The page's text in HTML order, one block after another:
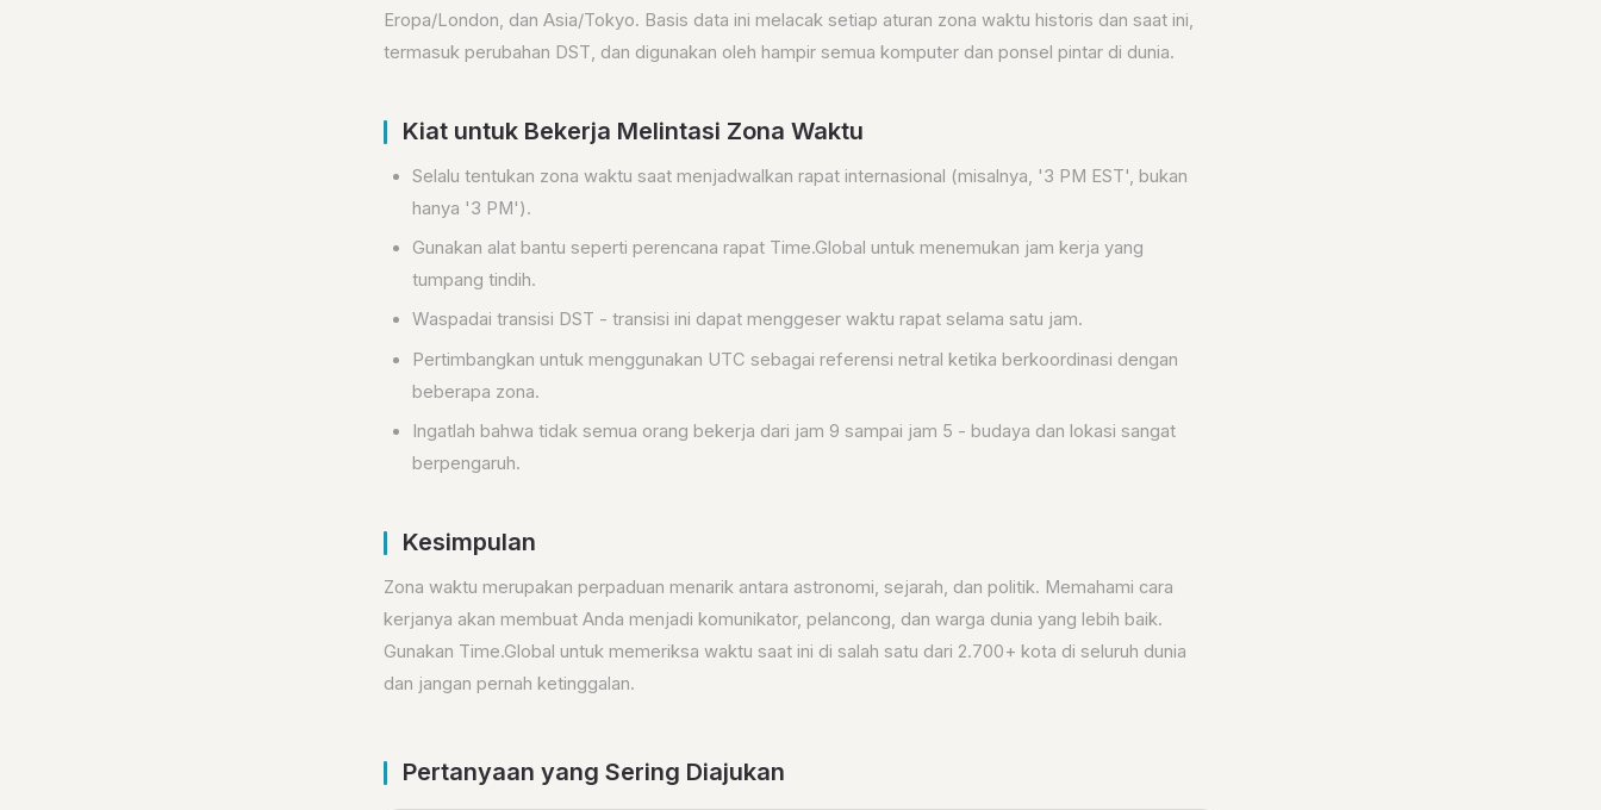
Eropa/London, dan Asia/Tokyo. Basis data ini melacak setiap aturan zona waktu historis dan saat ini,
termasuk perubahan DST, dan digunakan oleh hampir semua komputer dan ponsel pintar di dunia.
Kiat untuk Bekerja Melintasi Zona Waktu
Selalu tentukan zona waktu saat menjadwalkan rapat internasional (misalnya, '3 PM EST', bukan
hanya '3 PM').
Gunakan alat bantu seperti perencana rapat Time.Global untuk menemukan jam kerja yang
tumpang tindih.
Waspadai transisi DST - transisi ini dapat menggeser waktu rapat selama satu jam.
Pertimbangkan untuk menggunakan UTC sebagai referensi netral ketika berkoordinasi dengan
beberapa zona.
Ingatlah bahwa tidak semua orang bekerja dari jam 9 sampai jam 5 - budaya dan lokasi sangat
berpengaruh.
Kesimpulan
Zona waktu merupakan perpaduan menarik antara astronomi, sejarah, dan politik. Memahami cara
kerjanya akan membuat Anda menjadi komunikator, pelancong, dan warga dunia yang lebih baik.
Gunakan Time.Global untuk memeriksa waktu saat ini di salah satu dari 2.700+ kota di seluruh dunia
dan jangan pernah ketinggalan.
Pertanyaan yang Sering Diajukan